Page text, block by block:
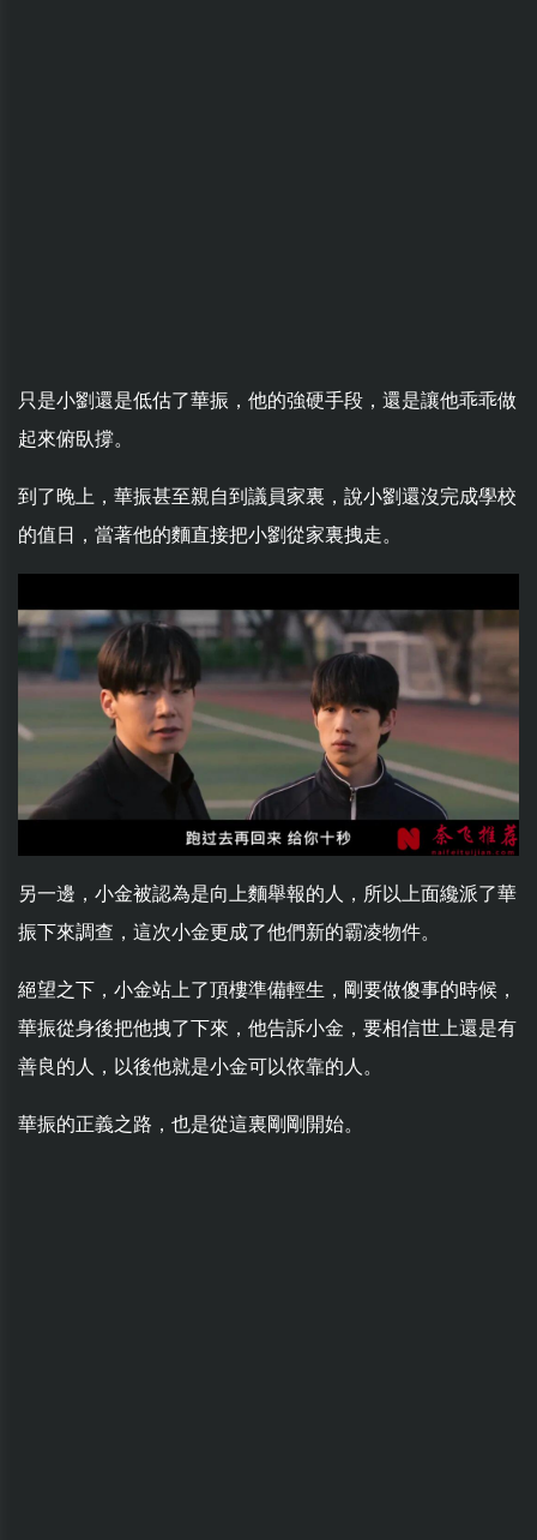
只是小劉還是低估了華振，他的強硬手段，還是讓他乖乖做
起來俯臥撐。
到了晚上，華振甚至親自到議員家裏，說小劉還沒完成學校
的值日，當著他的麵直接把小劉從家裏拽走。
另一邊，小金被認為是向上麵舉報的人，所以上面纔派了華
振下來調查，這次小金更成了他們新的霸凌物件。
絕望之下，小金站上了頂樓準備輕生，剛要做傻事的時候，
華振從身後把他拽了下來，他告訴小金，要相信世上還是有
善良的人，以後他就是小金可以依靠的人。
華振的正義之路，也是從這裏剛剛開始。